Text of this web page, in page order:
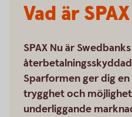
Vad är
SPAX Nu är
Sparformen ger dig
trygghet och
underliggande